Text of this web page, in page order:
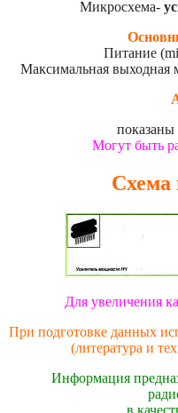
Микросхема-
Питание
Максимальная выходная
Могут быть
Схема
Для увеличения
При подготовке данных
(литература и
Информация
в